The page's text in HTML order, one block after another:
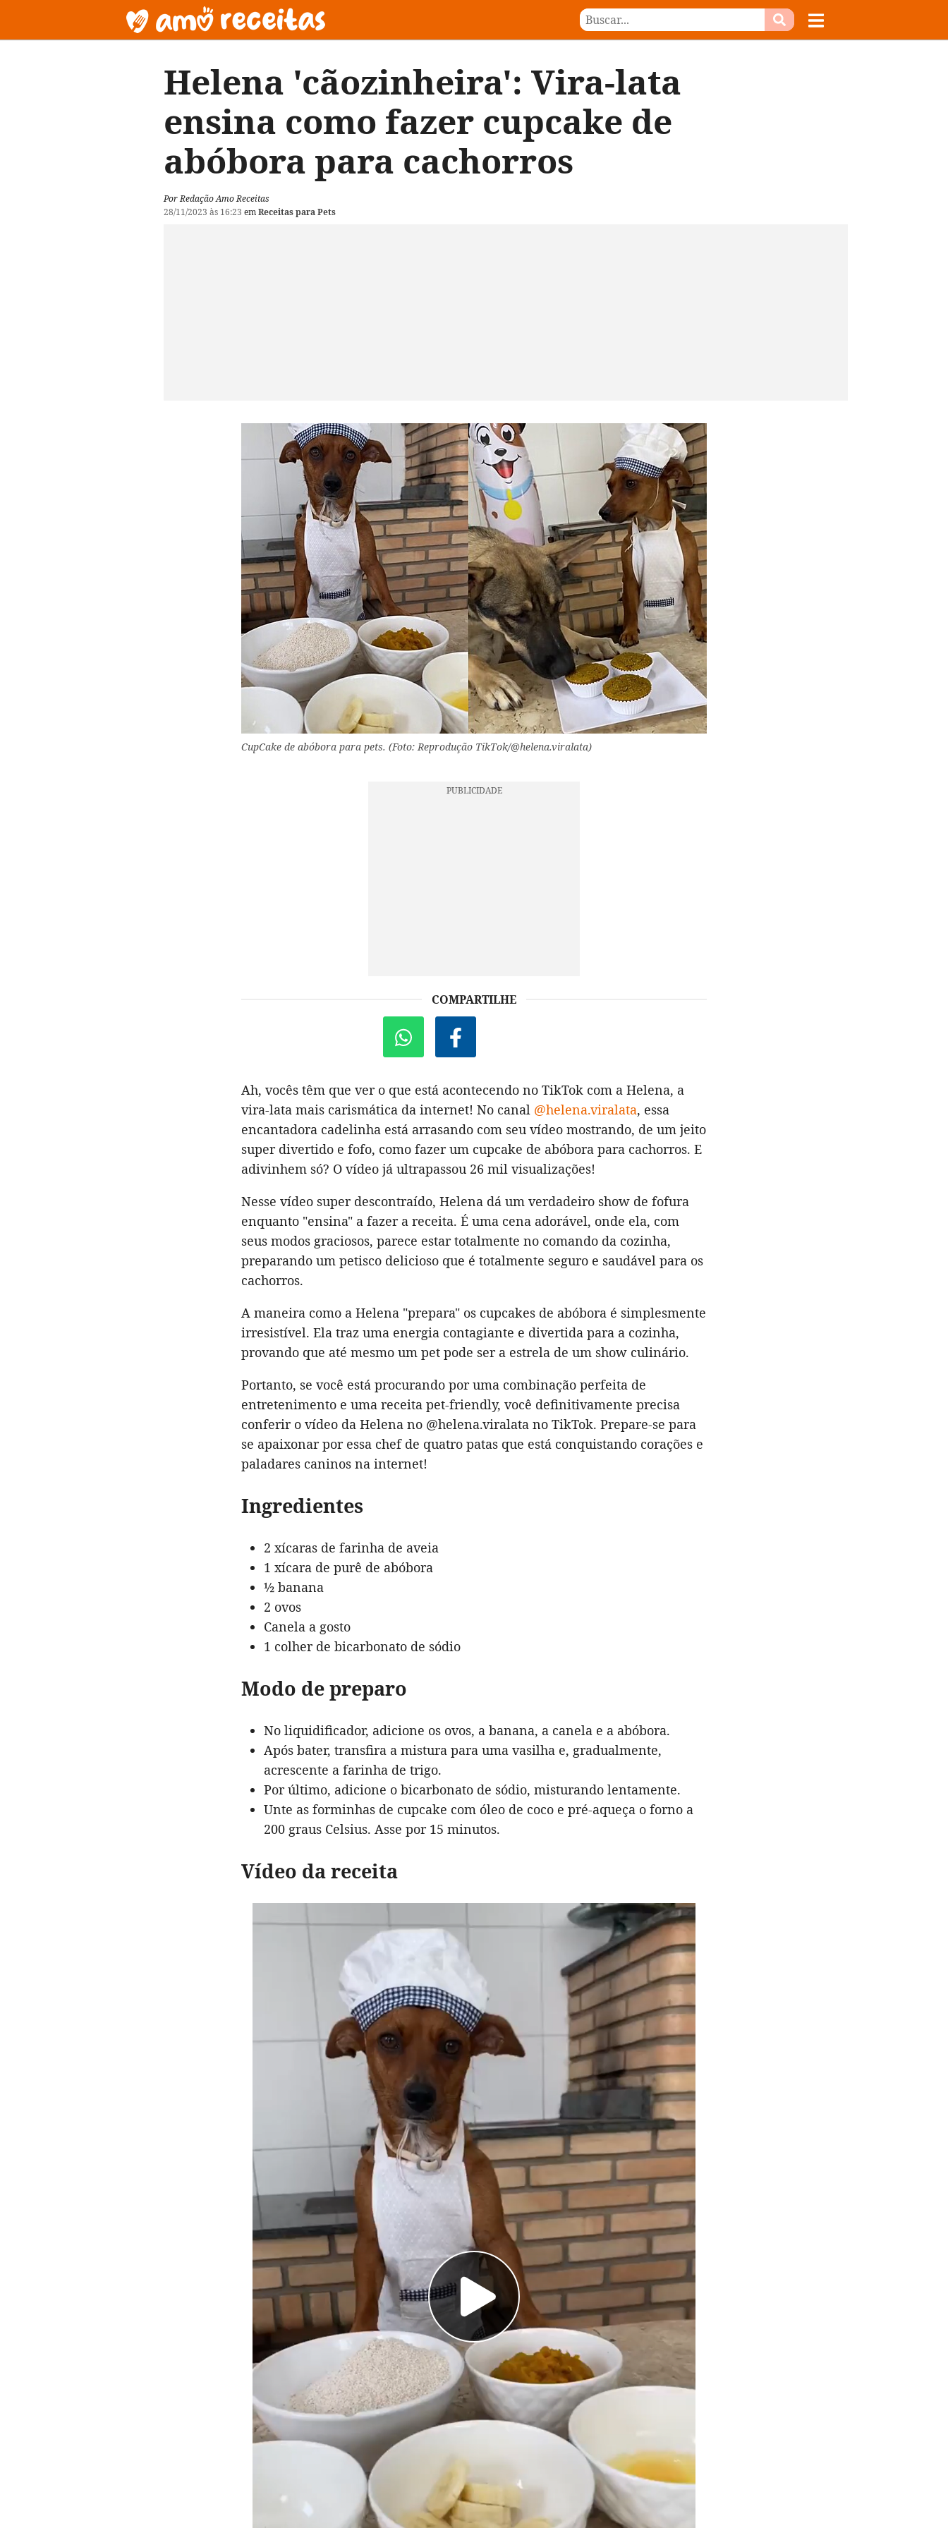
Helena 'cãozinheira': Vira-lata
ensina como fazer cupcake de
abóbora para cachorros
Por Redação Amo Receitas
28/11/2023 às 16:23 emReceitas para Pets
CupCake de abóbora para pets. (Foto: Reprodução TikTok/@helena.viralata)
COMPARTILHE
Ah, vocês têm que ver o que está acontecendo no TikTok com a Helena, a
vira-lata mais carismática da internet! No canal @helena.viralata, essa
encantadora cadelinha está arrasando com seu vídeo mostrando, de um jeito
super divertido e fofo, como fazer um cupcake de abóbora para cachorros. E
adivinhem só? O vídeo já ultrapassou 26 mil visualizações!
Nesse vídeo super descontraído, Helena dá um verdadeiro show de fofura
enquanto "ensina" a fazer a receita. É uma cena adorável, onde ela, com
seus modos graciosos, parece estar totalmente no comando da cozinha,
preparando um petisco delicioso que é totalmente seguro e saudável para os
cachorros.
A maneira como a Helena "prepara" os cupcakes de abóbora é simplesmente
irresistível. Ela traz uma energia contagiante e divertida para a cozinha,
provando que até mesmo um pet pode ser a estrela de um show culinário.
Portanto, se você está procurando por uma combinação perfeita de
entretenimento e uma receita pet-friendly, você definitivamente precisa
conferir o vídeo da Helena no @helena.viralata no TikTok. Prepare-se para
se apaixonar por essa chef de quatro patas que está conquistando corações e
paladares caninos na internet!
Ingredientes
2 xícaras de farinha de aveia
1 xícara de purê de abóbora
½ banana
2 ovos
Canela a gosto
1 colher de bicarbonato de sódio
Modo de preparo
No liquidificador, adicione os ovos, a banana, a canela e a abóbora.
Após bater, transfira a mistura para uma vasilha e, gradualmente,
acrescente a farinha de trigo.
Por último, adicione o bicarbonato de sódio, misturando lentamente.
Unte as forminhas de cupcake com óleo de coco e pré-aqueça o forno a
200 graus Celsius. Asse por 15 minutos.
Vídeo da receita